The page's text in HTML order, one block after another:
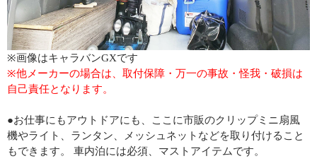
※画像はキャラバンGXです
※他メーカーの場合は、取付保障・万一の事故・怪我・破損は
自己責任となります。
●お仕事にもアウトドアにも、ここに市販のクリップミニ扇風
機やライト、ランタン、メッシュネットなどを取り付けること
もできます。 車内泊には必須、マストアイテムです。